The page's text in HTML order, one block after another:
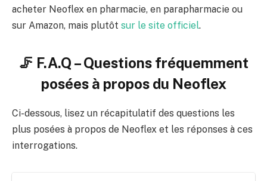
acheter Neoflex en pharmacie, en parapharmacie ou
sur Amazon, mais plutôt sur le site officiel.
🦵 F.A.Q – Questions fréquemment
posées à propos du Neoflex
Ci-dessous, lisez un récapitulatif des questions les
plus posées à propos de Neoflex et les réponses à ces
interrogations.